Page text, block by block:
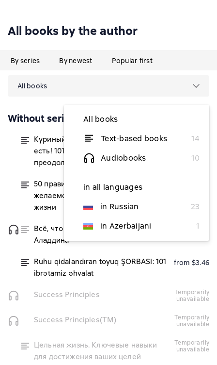
All books by the author
By series By newest Popular first
All books
All books
Text-based books
14
Audiobooks
10
in all languages
in Russian
23
in Azerbaijani
1
Without series
Куриный бульон для души. Выход
есть! 101 история о том, как
преодолеть любые трудности
from $3.64
50 правил успеха, чтобы достичь
желаемого в бизнесе и в личной
жизни
Всё, что душа пожелает, или Фактор
Аладдина
from $4.86
Ruhu qidalandıran toyuq ŞORBASI: 101
ibrətamiz əhvalat
from $3.46
Success Principles
temporarily
unavailable
Success Principles(TM)
temporarily
unavailable
Цельная жизнь. Ключевые навыки
для достижения ваших целей
temporarily
unavailable